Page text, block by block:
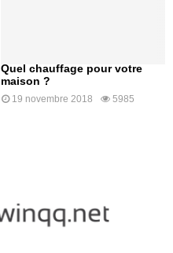
Quel chauffage pour votre
maison ?
19 novembre 2018 5985